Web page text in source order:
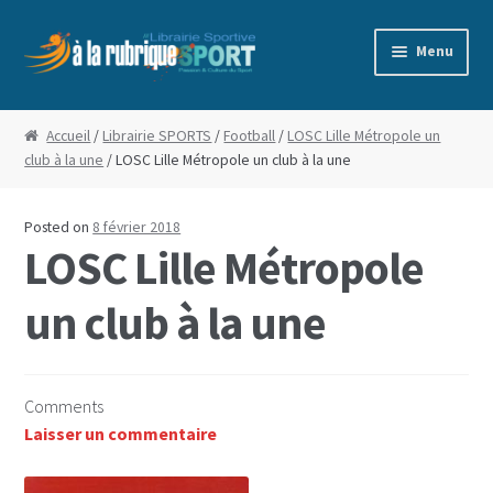
Aller
à
Aller
au
Menu
Accueil
Blog
Boutique
Commande
Conditions Générales de Vente
Accueil / Librairie SPORTS / Football / LOSC Lille Métropole un
club à la une / LOSC Lille Métropole un club à la une
Posted on 8 février 2018
LOSC Lille Métropole
un club à la une
Comments
Laisser un commentaire